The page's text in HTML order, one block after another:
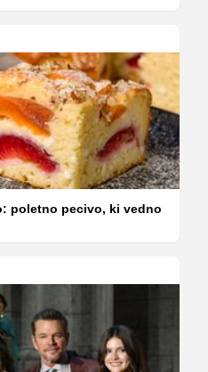
poletno pecivo, ki vedno